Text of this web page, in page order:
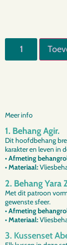
Meer info
1. Behang Agir.
Dit hoofdbehang
karakter en leven in
• Afmeting
• Materiaal:
2. Behang Yara
Met dit patroon
gewenste sfeer.
• Afmeting
• Materiaal:
3. Kussenset